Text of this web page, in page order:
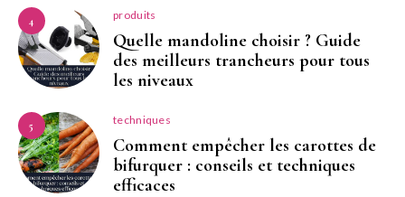
4 produits
Quelle mandoline choisir ? Guide
des meilleurs trancheurs pour tous
les niveaux
5 techniques
Comment empêcher les carottes de
bifurquer : conseils et techniques
efficaces